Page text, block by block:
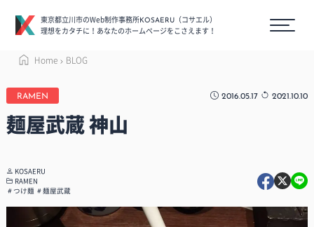
東京都立川市のWeb制作事務所KOSAERU
（コサエル）
理想をカタチに！あなたのホームページをこさえます！
Home BLOG
RAMEN 2016.05.17 2021.10.10
麺屋武蔵 神山
KOSAERU
RAMEN
つけ麺
麺屋武蔵